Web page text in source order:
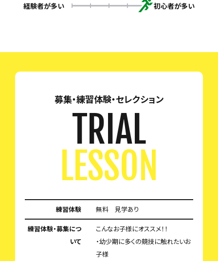
経験者が多い 初心者が多い
募集・練習体験・セレクション
TRIAL
LESSON
練習体験 無料 見学あり
練習体験・募集につ
いて
こんなお子様にオススメ！！
・幼少期に多くの競技に触れたいお
子様